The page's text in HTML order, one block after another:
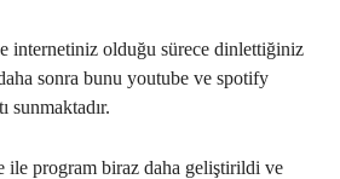
internetiniz olduğu sürece dinlettiğiniz
sonra bunu youtube ve spotify
sunmaktadır.
ile program biraz daha geliştirildi ve